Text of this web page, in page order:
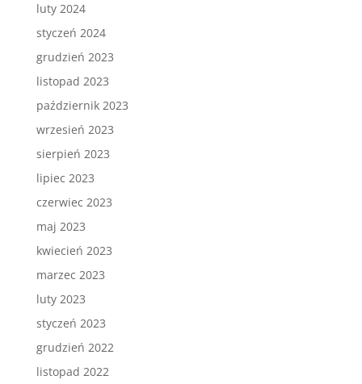
luty 2024
styczeń 2024
grudzień 2023
listopad 2023
październik 2023
wrzesień 2023
sierpień 2023
lipiec 2023
czerwiec 2023
maj 2023
kwiecień 2023
marzec 2023
luty 2023
styczeń 2023
grudzień 2022
listopad 2022